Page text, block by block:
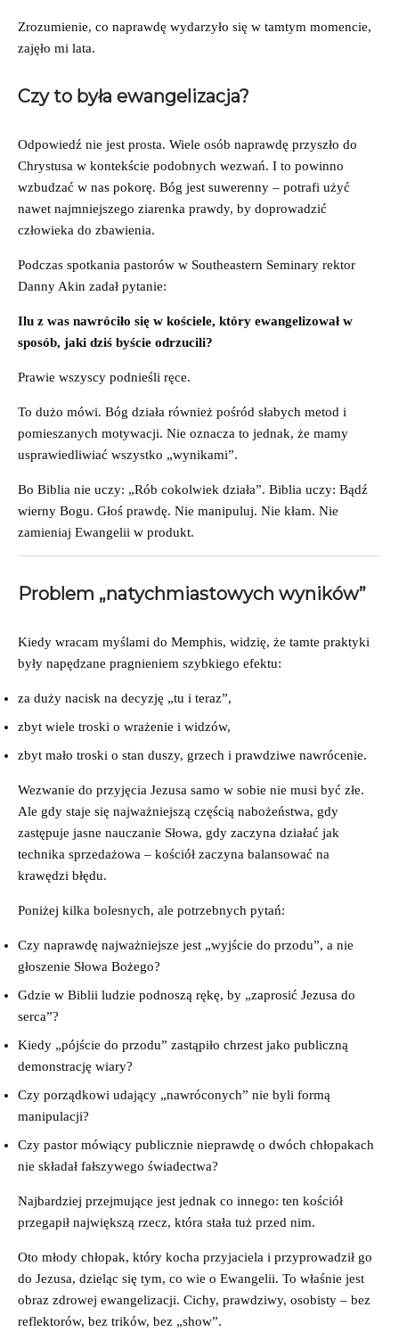
Zrozumienie, co naprawdę wydarzyło się w tamtym momencie,
zajęło mi lata.
Czy to była ewangelizacja?
Odpowiedź nie jest prosta. Wiele osób naprawdę przyszło do
Chrystusa w kontekście podobnych wezwań. I to powinno
wzbudzać w nas pokorę. Bóg jest suwerenny – potrafi użyć
nawet najmniejszego ziarenka prawdy, by doprowadzić
człowieka do zbawienia.
Podczas spotkania pastorów w Southeastern Seminary rektor
Danny Akin zadał pytanie:
Ilu z was nawróciło się w kościele, który ewangelizował w
sposób, jaki dziś byście odrzucili?
Prawie wszyscy podnieśli ręce.
To dużo mówi. Bóg działa również pośród słabych metod i
pomieszanych motywacji. Nie oznacza to jednak, że mamy
usprawiedliwiać wszystko „wynikami”.
Bo Biblia nie uczy: „Rób cokolwiek działa”. Biblia uczy: Bądź
wierny Bogu. Głoś prawdę. Nie manipuluj. Nie kłam. Nie
zamieniaj Ewangelii w produkt.
Problem „natychmiastowych wyników”
Kiedy wracam myślami do Memphis, widzię, że tamte praktyki
były napędzane pragnieniem szybkiego efektu:
za duży nacisk na decyzję „tu i teraz”,
zbyt wiele troski o wrażenie i widzów,
zbyt mało troski o stan duszy, grzech i prawdziwe nawrócenie.
Wezwanie do przyjęcia Jezusa samo w sobie nie musi być złe.
Ale gdy staje się najważniejszą częścią nabożeństwa, gdy
zastępuje jasne nauczanie Słowa, gdy zaczyna działać jak
technika sprzedażowa – kościół zaczyna balansować na
krawędzi błędu.
Poniżej kilka bolesnych, ale potrzebnych pytań:
Czy naprawdę najważniejsze jest „wyjście do przodu”, a nie
głoszenie Słowa Bożego?
Gdzie w Biblii ludzie podnoszą rękę, by „zaprosić Jezusa do
serca”?
Kiedy „pójście do przodu” zastąpiło chrzest jako publiczną
demonstrację wiary?
Czy porządkowi udający „nawróconych” nie byli formą
manipulacji?
Czy pastor mówiący publicznie nieprawdę o dwóch chłopakach
nie składał fałszywego świadectwa?
Najbardziej przejmujące jest jednak co innego: ten kościół
przegapił największą rzecz, która stała tuż przed nim.
Oto młody chłopak, który kocha przyjaciela i przyprowadził go
do Jezusa, dzieląc się tym, co wie o Ewangelii. To właśnie jest
obraz zdrowej ewangelizacji. Cichy, prawdziwy, osobisty – bez
reflektorów, bez trików, bez „show”.